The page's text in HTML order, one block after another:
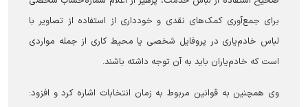
برای جمع‌آوری کمک‌های نقدی و خودداری از استفاده از تصاویر با
لباس خادم‌یاری در پروفایل شخصی یا محیط کاری از جمله مواردی
است که خادم‌یاران باید به آن توجه داشته باشند.
وی همچنین به قوانین مربوط به زمان انتخابات اشاره کرد و افزود: